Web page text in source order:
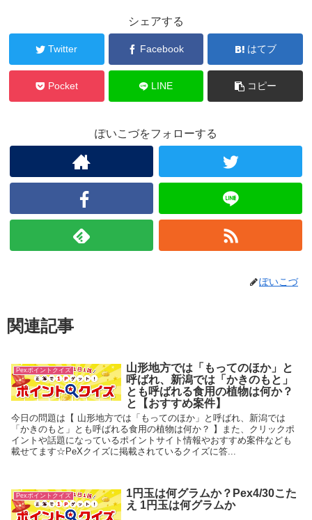
シェアする
Twitter Facebook はてブ
Pocket LINE コピー
ぽいこづをフォローする
ぽいこづ
関連記事
Pexポイントクイズ
山形地方では「もってのほか」と
呼ばれ、新潟では「かきのもと」
とも呼ばれる食用の植物は何か？
と【おすすめ案件】
今日の問題は【 山形地方では「もってのほか」と呼ばれ、新潟では
「かきのもと」とも呼ばれる食用の植物は何か？ 】また、クリックポ
イントや話題になっているポイントサイト情報やおすすめ案件なども
載せてます☆PeXクイズに掲載されているクイズに答...
Pexポイントクイズ
1円玉は何グラムか？Pex4/30こた
え 1円玉は何グラムか